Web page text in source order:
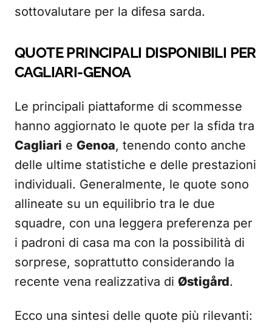
sottovalutare per la difesa sarda.
QUOTE PRINCIPALI DISPONIBILI PER
CAGLIARI-GENOA
Le principali piattaforme di scommesse
hanno aggiornato le quote per la sfida tra
Cagliari e Genoa, tenendo conto anche
delle ultime statistiche e delle prestazioni
individuali. Generalmente, le quote sono
allineate su un equilibrio tra le due
squadre, con una leggera preferenza per
i padroni di casa ma con la possibilità di
sorprese, soprattutto considerando la
recente vena realizzativa di Østigård.
Ecco una sintesi delle quote più rilevanti: